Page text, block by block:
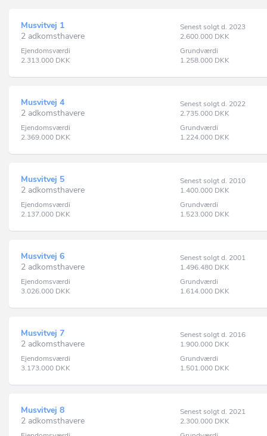
Musvitvej 1
2 adkomsthavere
Senest solgt d. 2023
2.600.000 DKK
Ejendomsværdi
2.313.000 DKK
Grundværdi
1.258.000 DKK
Musvitvej 4
2 adkomsthavere
Senest solgt d. 2022
2.735.000 DKK
Ejendomsværdi
2.369.000 DKK
Grundværdi
1.224.000 DKK
Musvitvej 5
2 adkomsthavere
Senest solgt d. 2010
1.400.000 DKK
Ejendomsværdi
2.137.000 DKK
Grundværdi
1.523.000 DKK
Musvitvej 6
2 adkomsthavere
Senest solgt d. 2001
1.496.480 DKK
Ejendomsværdi
3.026.000 DKK
Grundværdi
1.614.000 DKK
Musvitvej 7
2 adkomsthavere
Senest solgt d. 2016
1.900.000 DKK
Ejendomsværdi
3.173.000 DKK
Grundværdi
1.501.000 DKK
Musvitvej 8
2 adkomsthavere
Senest solgt d. 2021
2.300.000 DKK